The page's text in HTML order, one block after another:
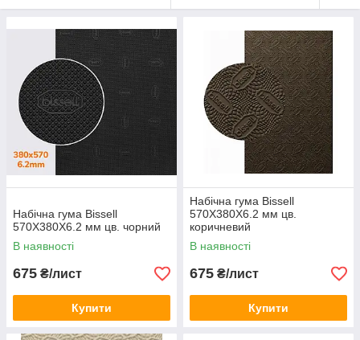
Набічна гума Bissell
570X380X6.2 мм цв. чорний
В наявності
675 ₴/лист
Купити
Набічна гума Bissell
570X380X6.2 мм цв.
коричневий
В наявності
675 ₴/лист
Купити